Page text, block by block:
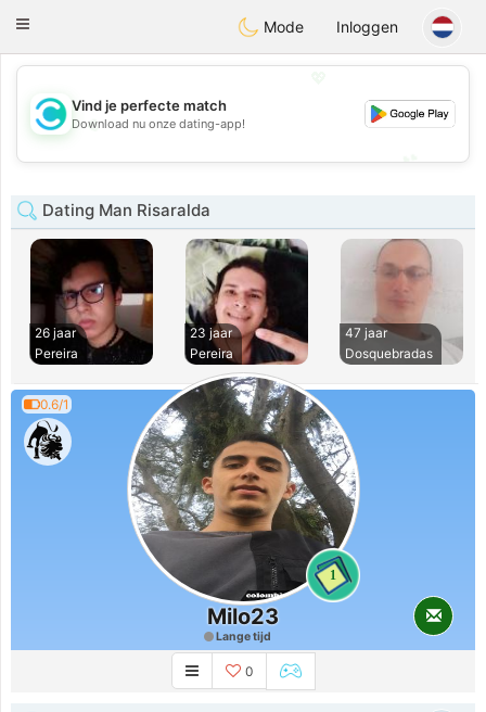
olombiaCitas
Toggle
Mode Inloggen
💖
💕
Vind je perfecte match
Download nu onze dating-app!
Dating Man Risaralda
26 jaar
Pereira
23 jaar
Pereira
47 jaar
Dosquebradas
0.6/1
1
Milo23
Lange tijd
0